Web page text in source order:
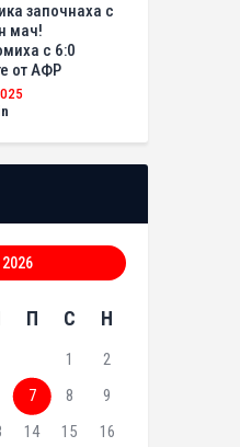
започнаха с
мач!
с 6:0
от АФР
2026
П С Н
1
2
7 8
9
14 15
16